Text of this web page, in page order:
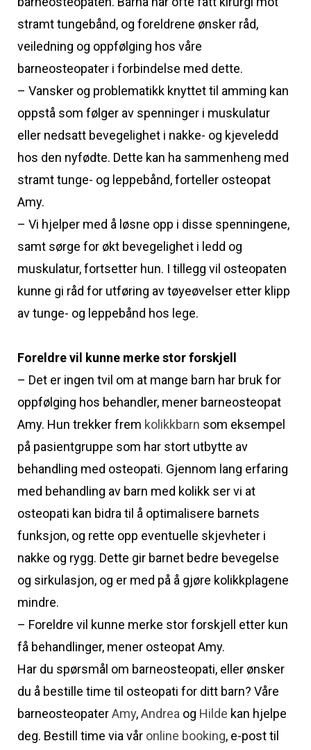
stramt tungebånd, og foreldrene ønsker råd,
veiledning og oppfølging hos våre
barneosteopater i forbindelse med dette.
– Vansker og problematikk knyttet til amming kan
oppstå som følger av spenninger i muskulatur
eller nedsatt bevegelighet i nakke- og kjeveledd
hos den nyfødte. Dette kan ha sammenheng med
stramt tunge- og leppebånd, forteller osteopat
Amy.
– Vi hjelper med å løsne opp i disse spenningene,
samt sørge for økt bevegelighet i ledd og
muskulatur, fortsetter hun. I tillegg vil osteopaten
kunne gi råd for utføring av tøyeøvelser etter klipp
av tunge- og leppebånd hos lege.
Foreldre vil kunne merke stor forskjell
– Det er ingen tvil om at mange barn har bruk for
oppfølging hos behandler, mener barneosteopat
Amy. Hun trekker frem kolikkbarn som eksempel
på pasientgruppe som har stort utbytte av
behandling med osteopati. Gjennom lang erfaring
med behandling av barn med kolikk ser vi at
osteopati kan bidra til å optimalisere barnets
funksjon, og rette opp eventuelle skjevheter i
nakke og rygg. Dette gir barnet bedre bevegelse
og sirkulasjon, og er med på å gjøre kolikkplagene
mindre.
– Foreldre vil kunne merke stor forskjell etter kun
få behandlinger, mener osteopat Amy.
Har du spørsmål om barneosteopati, eller ønsker
du å bestille time til osteopati for ditt barn? Våre
barneosteopaterAmy,Andrea og Hilde kan hjelpe
deg. Bestill time via vår online booking, e-post til